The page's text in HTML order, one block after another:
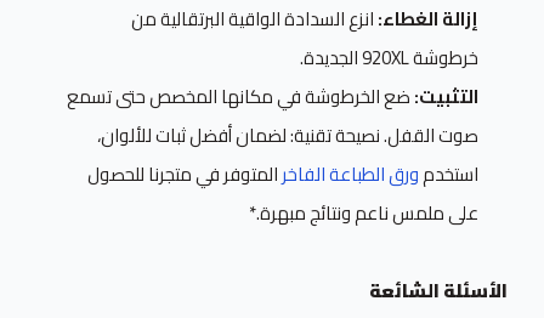
إزالة الغطاء:انزع السدادة الواقية البرتقالية من
خرطوشة 920XL الجديدة.
التثبيت:ضع الخرطوشة في مكانها المخصص حتى تسمع
صوت القفل.نصيحة تقنية:لضمان أفضل ثبات للألوان،
استخدمورق الطباعة الفاخرالمتوفر في متجرنا للحصول
على ملمس ناعم ونتائج مبهرة.*
الأسئلة الشائعة